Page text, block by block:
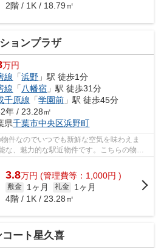
2階 / 1K / 18.79㎡
ョンプラザ
万円
線 「浜野 」駅 徒歩1分
線 「八幡宿 」駅 徒歩31分
千原線 「学園前 」駅 徒歩45分
年 / 23.28㎡
県千葉市中央区浜野町
件なのでいつでも新鮮な空気を味わえま
な、魅力的な駅近物件です。こちらの物件
けます。...
3.8万円 (管理費等：1,000円 )
敷金 1ヶ月 礼金
1ヶ月
4階 / 1K / 23.28㎡
コート星久喜